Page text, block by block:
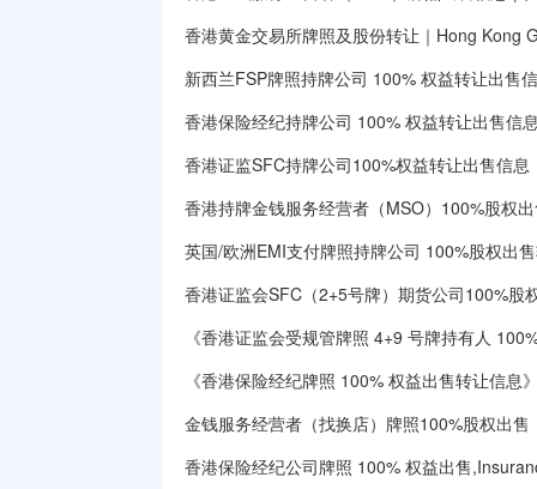
香港黄金交易所牌照及股份转让｜Hong Kong
新西兰FSP牌照持牌公司 100% 权益转让出售
香港保险经纪持牌公司 100% 权益转让出售信
香港证监SFC持牌公司100%权益转让出售信息
香港持牌金钱服务经营者（MSO）100%股权
英国/欧洲EMI支付牌照持牌公司 100%股权出
香港证监会SFC（2+5号牌）期货公司100%股
《香港证监会受规管牌照 4+9 号牌持有人
《香港保险经纪牌照 100% 权益出售转让信息
金钱服务经营者（找换店）牌照100%股权出售
香港保险经纪公司牌照 100% 权益出售